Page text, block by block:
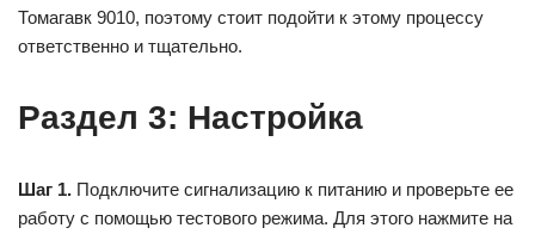
Томагавк 9010, поэтому стоит подойти к этому процессу
ответственно и тщательно.
Раздел 3: Настройка
Шаг 1. Подключите сигнализацию к питанию и проверьте ее
работу с помощью тестового режима. Для этого нажмите на